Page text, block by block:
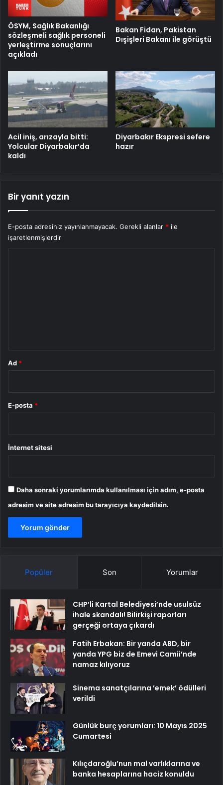
ÖSYM, Sağlık Bakanlığı
sözleşmeli sağlık personeli
yerleştirme sonuçlarını
açıkladı
Bakan Fidan, Pakistan
Dışişleri Bakanı ile görüştü
Acil iniş, arızayla bitti:
Yolcular Diyarbakır’da
kaldı
Diyarbakır Ekspresi sefere
hazır
Bir yanıt yazın
E-posta adresiniz yayınlanmayacak. Gerekli alanlar * ile
işaretlenmişlerdir
Ad *
E-posta *
İnternet sitesi
Daha sonraki yorumlarımda kullanılması için adım, e-posta
adresim ve site adresim bu tarayıcıya kaydedilsin.
Popüler Son Yorumlar
CHP’li Kartal Belediyesi’nde usulsüz
ihale skandalı! Bilirkişi raporları
gerçeği ortaya çıkardı
Fatih Erbakan: Bir yanda ABD, bir
yanda YPG biz de Emevi Camii’nde
namaz kılıyoruz
Sinema sanatçılarına ’emek’ ödülleri
verildi
Günlük burç yorumları: 10 Mayıs 2025
Cumartesi
Kılıçdaroğlu’nun mal varlıklarına ve
banka hesaplarına haciz konuldu